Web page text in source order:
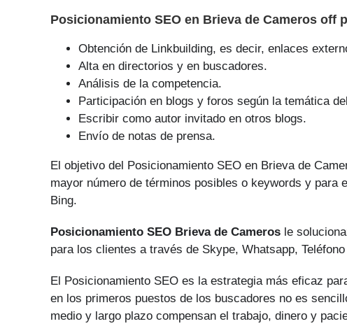
Posicionamiento SEO en Brieva de Cameros off
Obtención de Linkbuilding, es decir, enlaces
Alta en directorios y en buscadores.
Análisis de la competencia.
Participación en blogs y foros según la temática
Escribir como autor invitado en otros blogs.
Envío de notas de prensa.
El objetivo del Posicionamiento SEO en Brieva de
mayor número de tér­minos posibles o keywords y para
Bing.
Posicionamiento SEO Brieva de Cameros le
para los clientes a través de Skype, Whatsapp,
El Posicionamiento SEO es la estrategia más eficaz
en los primeros puestos de los buscadores no es
medio y largo plazo compensan el trabajo, dinero y